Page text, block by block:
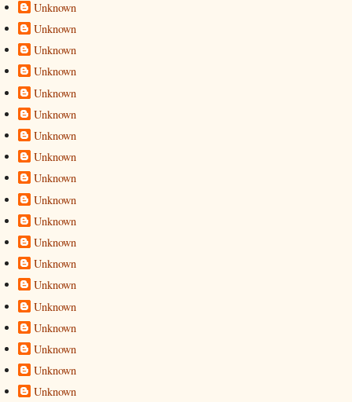
Unknown
Unknown
Unknown
Unknown
Unknown
Unknown
Unknown
Unknown
Unknown
Unknown
Unknown
Unknown
Unknown
Unknown
Unknown
Unknown
Unknown
Unknown
Unknown